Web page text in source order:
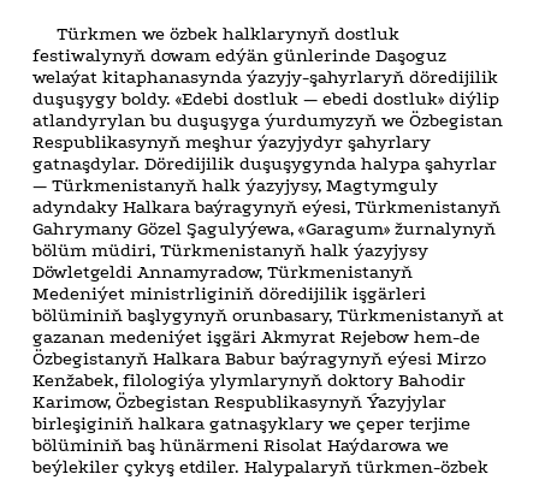
Türkmen we özbek halklarynyň dostluk
festiwalynyň dowam edýän günlerinde Daşoguz
welaýat kitaphanasynda ýazyjy-şahyrlaryň döredijilik
duşuşygy boldy. «Edebi dostluk — ebedi dostluk» diýlip
atlandyrylan bu duşuşyga ýurdumyzyň we Özbegistan
Respublikasynyň meşhur ýazyjydyr şahyrlary
gatnaşdylar. Döredijilik duşuşygynda halypa şahyrlar
— Türkmenistanyň halk ýazyjysy, Magtymguly
adyndaky Halkara baýragynyň eýesi, Türkmenistanyň
Gahrymany Gözel Şagulyýewa, «Garagum» žurnalynyň
bölüm müdiri, Türkmenistanyň halk ýazyjysy
Döwletgeldi Annamyradow, Türkmenistanyň
Medeniýet ministrliginiň döredijilik işgärleri
bölüminiň başlygynyň orunbasary, Türkmenistanyň at
gazanan medeniýet işgäri Akmyrat Rejebow hem-de
Özbegistanyň Halkara Babur baýragynyň eýesi Mirzo
Kenžabek, filologiýa ylymlarynyň doktory Bahodir
Karimow, Özbegistan Respublikasynyň Ýazyjylar
birleşiginiň halkara gatnaşyklary we çeper terjime
bölüminiň baş hünärmeni Risolat Haýdarowa we
beýlekiler çykyş etdiler. Halypalaryň türkmen-özbek